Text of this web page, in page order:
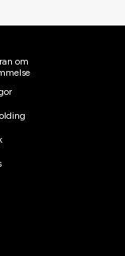
om